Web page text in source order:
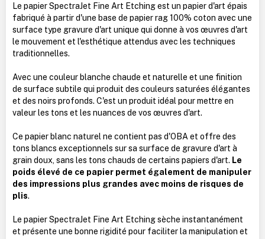
Le papier SpectraJet Fine Art Etching est un papier d'art épais
fabriqué à partir d'une base de papier rag 100% coton avec une
surface type gravure d'art unique qui donne à vos œuvres d'art
le mouvement et l'esthétique attendus avec les techniques
traditionnelles.
Avec une couleur blanche chaude et naturelle et une finition
de surface subtile qui produit des couleurs saturées élégantes
et des noirs profonds. C'est un produit idéal pour mettre en
valeur les tons et les nuances de vos œuvres d'art.
Ce papier blanc naturel ne contient pas d'OBA et offre des
tons blancs exceptionnels sur sa surface de gravure d'art à
grain doux, sans les tons chauds de certains papiers d'art. Le
poids élevé de ce papier permet également de manipuler
des impressions plus grandes avec moins de risques de
plis.
Le papier SpectraJet Fine Art Etching sèche instantanément
et présente une bonne rigidité pour faciliter la manipulation et